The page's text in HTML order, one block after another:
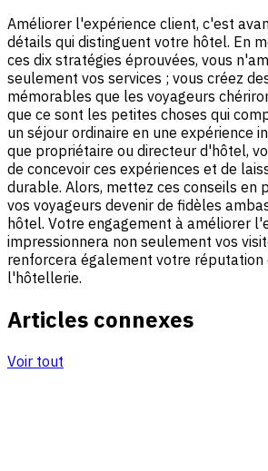
Améliorer l'expérience client, c'est
détails qui distinguent votre hôtel. En
ces dix stratégies éprouvées, vous
seulement vos services ; vous créez
mémorables que les voyageurs
que ce sont les petites choses qui
un séjour ordinaire en une expérience
que propriétaire ou directeur d'hôtel,
de concevoir ces expériences et de
durable. Alors, mettez ces conseils en
vos voyageurs devenir de fidèles
hôtel. Votre engagement à améliorer
impressionnera non seulement vos
renforcera également votre réputation
l'hôtellerie.
Articles connexes
Voir tout